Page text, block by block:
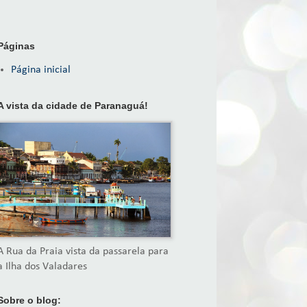
Página inicial
vista da cidade de Paranaguá!
Rua da Praia vista da passarela para
Ilha dos Valadares
o blog: